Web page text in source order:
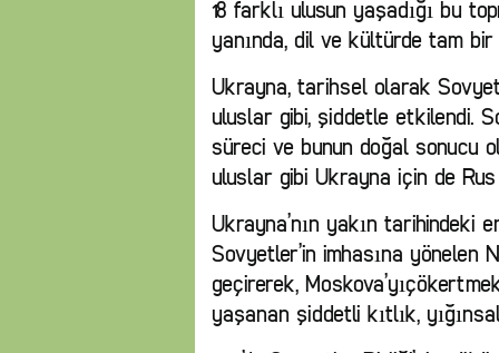
18 farklı ulusun yaşadığı bu
yanında, dil ve kültürde tam
Ukrayna, tarihsel olarak
uluslar gibi, şiddetle etkilendi.
süreci ve bunun doğal sonucu
uluslar gibi Ukrayna için de
Ukrayna’nın yakın tarihindeki
Sovyetler’in imhasına yönelen
geçirerek,
yaşanan şiddetli kıtlık,